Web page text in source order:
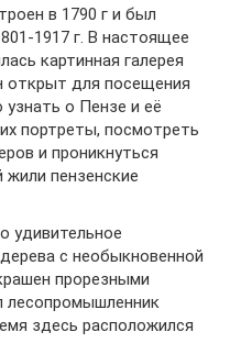
в 1790 г и был
1917 г. В настоящее
картинная галерея
открыт для посещения
о Пензе и её
портреты, посмотреть
и проникнуться
пензенские
удивительное
с необыкновенной
прорезными
лесопромышленник
здесь расположился